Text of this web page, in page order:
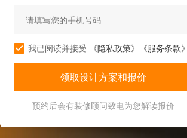
我已阅读并接受 《隐私政策》 《服务条款》
预约后会有装修顾问致电为您解读报价